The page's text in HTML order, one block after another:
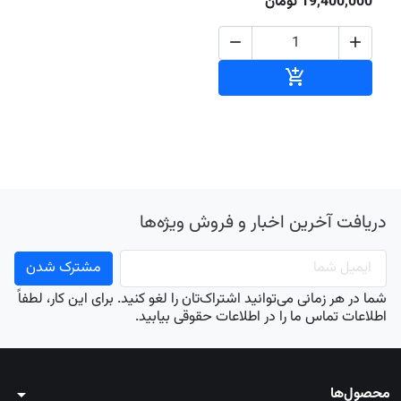



دریافت آخرین اخبار و فروش ویژه‌ها
شما در هر زمانی می‌توانید اشتراک‌تان را لغو کنید. برای این کار، لطفاً
اطلاعات تماس ما را در اطلاعات حقوقی بیابید.
محصول‌ها arrow_drop_down